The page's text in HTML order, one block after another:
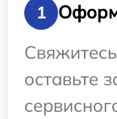
1
оставьте